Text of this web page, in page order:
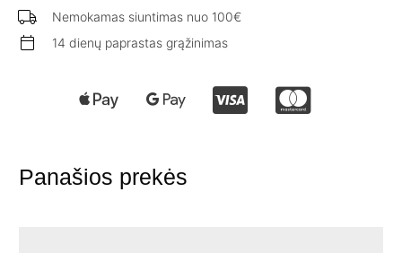
Nemokamas siuntimas nuo 100€
14 dienų paprastas grąžinimas
Panašios prekės